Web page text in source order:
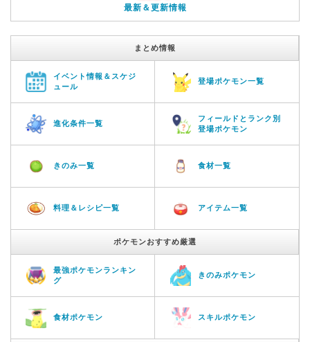
最新＆更新情報
まとめ情報
イベント情報＆スケジ
ュール
登場ポケモン一覧
進化条件一覧
フィールドとランク別
登場ポケモン
きのみ一覧 食材一覧
料理＆レシピ一覧 アイテム一覧
ポケモンおすすめ厳選
最強ポケモンランキン
グ
きのみポケモン
食材ポケモン スキルポケモン